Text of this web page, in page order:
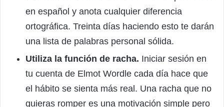
en español y anota cualquier diferencia
ortográfica. Treinta días haciendo esto te darán
una lista de palabras personal sólida.
Utiliza la función de racha. Iniciar sesión en
tu cuenta de Elmot Wordle cada día hace que
el hábito se sienta más real. Una racha que no
quieras romper es una motivación simple pero